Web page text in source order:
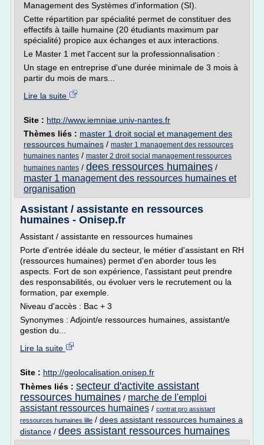
Management des Systèmes d'information (SI).
Cette répartition par spécialité permet de constituer des
effectifs à taille humaine (20 étudiants maximum par
spécialité) propice aux échanges et aux interactions.
Le Master 1 met l'accent sur la professionnalisation :
Un stage en entreprise d'une durée minimale de 3 mois à
partir du mois de mars...
Lire la suite
Site : http://www.iemniae.univ-nantes.fr
Thèmes liés : master 1 droit social et management des
ressources humaines / master 1 management des ressources
humaines nantes / master 2 droit social management ressources
humaines nantes / dees ressources humaines /
master 1 management des ressources humaines et
organisation
Assistant / assistante en ressources
humaines - Onisep.fr
Assistant / assistante en ressources humaines
Porte d'entrée idéale du secteur, le métier d'assistant en RH
(ressources humaines) permet d'en aborder tous les
aspects. Fort de son expérience, l'assistant peut prendre
des responsabilités, ou évoluer vers le recrutement ou la
formation, par exemple.
Niveau d'accès : Bac + 3
Synonymes : Adjoint/e ressources humaines, assistant/e
gestion du...
Lire la suite
Site : http://geolocalisation.onisep.fr
Thèmes liés : secteur d'activite assistant
ressources humaines / marche de l'emploi
assistant ressources humaines / contrat pro assistant
ressources humaines lille / dees assistant ressources humaines a
distance / dees assistant ressources humaines